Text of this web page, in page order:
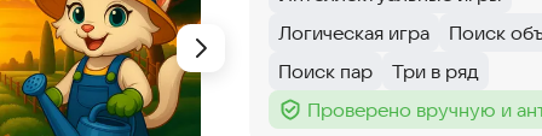
Тег :
Тег:
Логическая игра
Тег:
Поиск
Тег:
Поиск пар
Тег:
Три в ряд
Тег :
Проверено вручную и